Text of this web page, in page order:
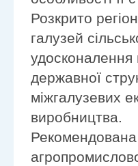
Розкрито
галузей
державної
міжгалузевих
виробництва.
Рекомендована